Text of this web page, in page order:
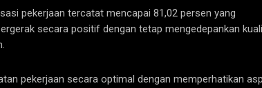
pekerjaan tercatat mencapai 81,02 persen yang
secara positif dengan tetap mengedepankan
pekerjaan secara optimal dengan memperhatikan